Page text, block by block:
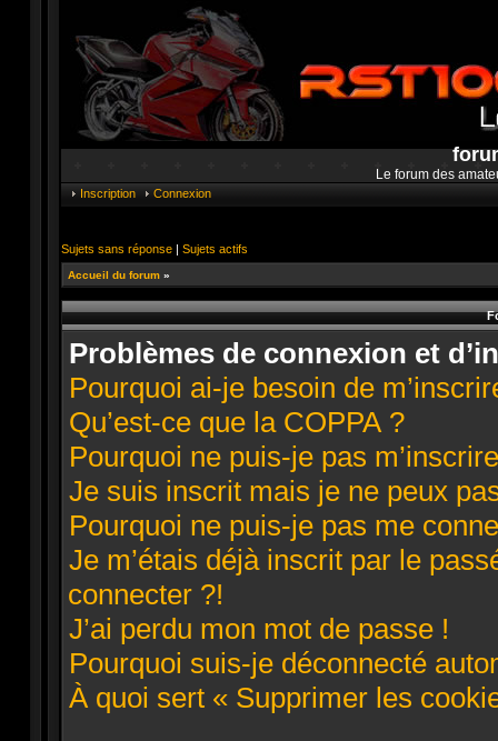
Le forum des
Inscription Connexion
Sujets sans réponse | Sujets actifs
Accueil du forum »
Problèmes de connexion et
Pourquoi ai-je besoin de
Qu’est-ce que la COPPA ?
Pourquoi ne puis-je pas
Je suis inscrit mais je ne peux
Pourquoi ne puis-je pas me
Je m’étais déjà inscrit par le
connecter ?!
J’ai perdu mon mot de passe !
Pourquoi suis-je déconnecté
À quoi sert « Supprimer les